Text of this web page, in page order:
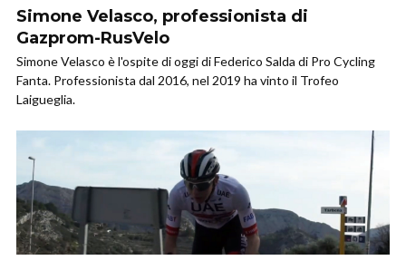
Simone Velasco, professionista di
Gazprom-RusVelo
Simone Velasco è l'ospite di oggi di Federico Salda di Pro Cycling
Fanta. Professionista dal 2016, nel 2019 ha vinto il Trofeo
Laigueglia.